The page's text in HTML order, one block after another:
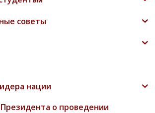
советы
нации
о проведении